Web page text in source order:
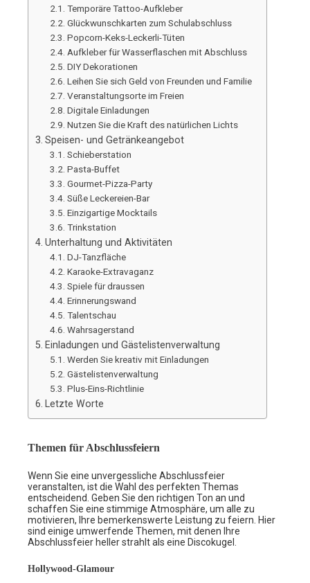
Temporäre Tattoo-Aufkleber
Glückwunschkarten zum Schulabschluss
Popcorn-Keks-Leckerli-Tüten
Aufkleber für Wasserflaschen mit Abschluss
DIY Dekorationen
Leihen Sie sich Geld von Freunden und Familie
Veranstaltungsorte im Freien
Digitale Einladungen
Nutzen Sie die Kraft des natürlichen Lichts
Speisen- und Getränkeangebot
Schieberstation
Pasta-Buffet
Gourmet-Pizza-Party
Süße Leckereien-Bar
Einzigartige Mocktails
Trinkstation
Unterhaltung und Aktivitäten
DJ-Tanzfläche
Karaoke-Extravaganz
Spiele für draussen
Erinnerungswand
Talentschau
Wahrsagerstand
Einladungen und Gästelistenverwaltung
Werden Sie kreativ mit Einladungen
Gästelistenverwaltung
Plus-Eins-Richtlinie
Letzte Worte
Themen für Abschlussfeiern
Wenn Sie eine unvergessliche Abschlussfeier
veranstalten, ist die Wahl des perfekten Themas
entscheidend. Geben Sie den richtigen Ton an und
schaffen Sie eine stimmige Atmosphäre, um alle zu
motivieren, Ihre bemerkenswerte Leistung zu feiern. Hier
sind einige umwerfende Themen, mit denen Ihre
Abschlussfeier heller strahlt als eine Discokugel.
Hollywood-Glamour